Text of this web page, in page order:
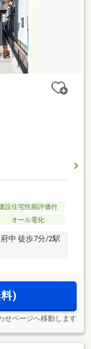
設住宅性能評価付
オール電化
中 徒歩7分/2駅
)
せページへ移動します